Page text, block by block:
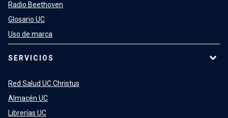
Radio Beethoven
Glosario UC
Uso de marca
SERVICIOS
Red Salud UC Christus
Almacén UC
Librerías UC